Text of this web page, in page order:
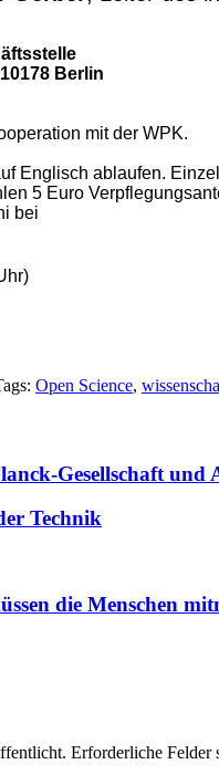
Berlin
mit der WPK.
Englisch ablaufen.
5 Euro
bei
Open Science,
Gesellschaft und
Technik
die Menschen
Erforderliche Felder